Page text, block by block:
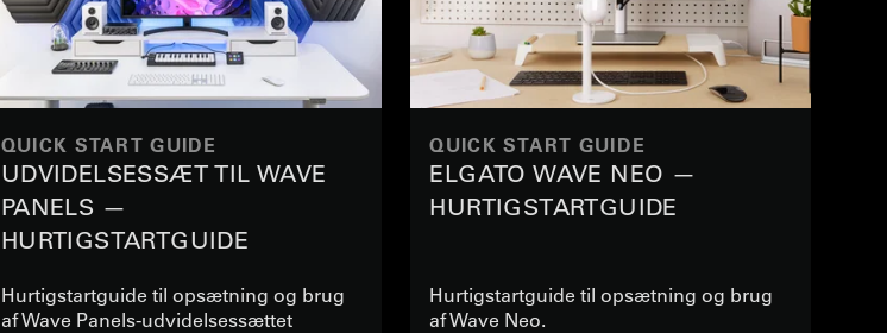
QUICK START GUIDE
UDVIDELSESSÆT TIL WAVE
PANELS —
HURTIGSTARTGUIDE
Hurtigstartguide til opsætning og brug
af Wave Panels-udvidelsessættet
QUICK START GUIDE
ELGATO WAVE NEO —
HURTIGSTARTGUIDE
Hurtigstartguide til opsætning og brug
af Wave Neo.